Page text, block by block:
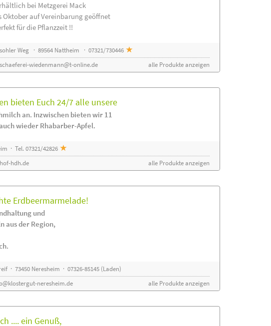
bei Metzgerei Mack
auf Vereinbarung geöffnet
für die Pflanzzeit !!
Weg · 89564 Nattheim · 07321/730446
schaeferei-wiedenmann@t-online.de alle Produkte anzeigen
bieten Euch 24/7 alle unsere
an. Inzwischen bieten wir 11
wieder Rhabarber-Apfel.
· Tel. 07321/42826
hdh.de alle Produkte anzeigen
Erdbeermarmelade!
und
aus der Region,
· 73450 Neresheim · 07326-85145 (Laden)
neresheim.de alle Produkte anzeigen
.... ein Genuß,